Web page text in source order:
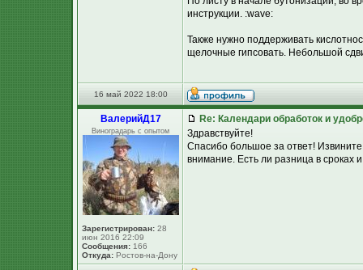
инструкции. :wave:
Также нужно поддерживать
щелочные гипсовать. Небольшой
16 май 2022 18:00
ВалерийД17
Виноградарь с опытом
Зарегистрирован: 28
июн 2016 22:09
Сообщения: 166
Откуда: Ростов-на-Дону
Re: Календари обработок и
Здравствуйте!
Спасибо большое за ответ!
внимание. Есть ли разница в